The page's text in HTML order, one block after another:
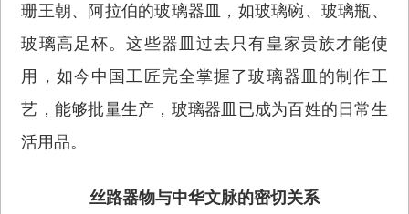
珊王朝、阿拉伯的玻璃器皿，如玻璃碗、玻璃瓶、
玻璃高足杯。这些器皿过去只有皇家贵族才能使
用，如今中国工匠完全掌握了玻璃器皿的制作工
艺，能够批量生产，玻璃器皿已成为百姓的日常生
活用品。
丝路器物与中华文脉的密切关系